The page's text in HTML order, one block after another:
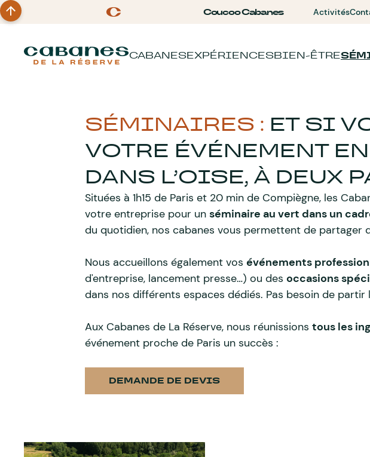
Coucoo Cabanes Activités
CABANESEXPÉRIENCESBIEN-ÊTRE
SÉMINAIRES : ET SI
VOTRE ÉVÉNEMENT
DANS L’OISE, À DEUX
Situées à 1h15 de Paris et 20 min de Compiègne, les
votre entreprise pour un séminaire au vert dans un
du quotidien, nos cabanes vous permettent de partager
Nous accueillons également vos événements
d'entreprise, lancement presse…) ou des occasions
dans nos différents espaces dédiés. Pas besoin de
Aux Cabanes de La Réserve, nous réunissions tous les
événement proche de Paris un succès :
DEMANDE DE DEVIS